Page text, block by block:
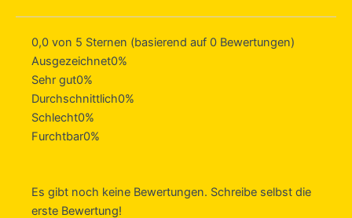
0,0 von 5 Sternen (basierend auf 0 Bewertungen)
Ausgezeichnet0%
Sehr gut0%
Durchschnittlich0%
Schlecht0%
Furchtbar0%
Es gibt noch keine Bewertungen. Schreibe selbst die
erste Bewertung!